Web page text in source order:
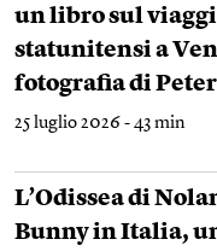
un libro sul
statunitensi a
fotografia di
25 luglio 2026 - 43 min
L’Odissea di
Bunny in Italia,